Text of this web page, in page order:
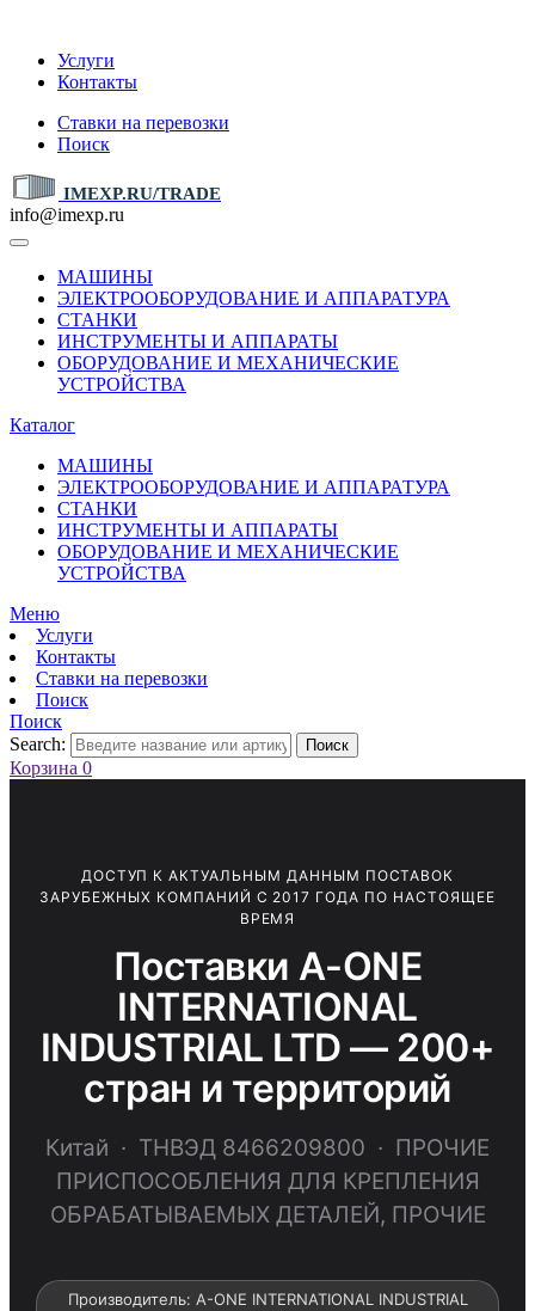
Услуги
Контакты
Ставки на перевозки
Поиск
IMEXP.RU/TRADE
info@imexp.ru
МАШИНЫ
ЭЛЕКТРООБОРУДОВАНИЕ И АППАРАТУРА
СТАНКИ
ИНСТРУМЕНТЫ И АППАРАТЫ
ОБОРУДОВАНИЕ И МЕХАНИЧЕСКИЕ
УСТРОЙСТВА
Каталог
МАШИНЫ
ЭЛЕКТРООБОРУДОВАНИЕ И АППАРАТУРА
СТАНКИ
ИНСТРУМЕНТЫ И АППАРАТЫ
ОБОРУДОВАНИЕ И МЕХАНИЧЕСКИЕ
УСТРОЙСТВА
Меню
Услуги
Контакты
Ставки на перевозки
Поиск
Поиск
Search:
Поиск
Корзина 0
ДОСТУП К АКТУАЛЬНЫМ ДАННЫМ ПОСТАВОК
ЗАРУБЕЖНЫХ КОМПАНИЙ С 2017 ГОДА ПО НАСТОЯЩЕЕ
ВРЕМЯ
Поставки A-ONE
INTERNATIONAL
INDUSTRIAL LTD — 200+
стран и территорий
Китай · ТНВЭД 8466209800 · ПРОЧИЕ
ПРИСПОСОБЛЕНИЯ ДЛЯ КРЕПЛЕНИЯ
ОБРАБАТЫВАЕМЫХ ДЕТАЛЕЙ, ПРОЧИЕ
Производитель: A-ONE INTERNATIONAL INDUSTRIAL